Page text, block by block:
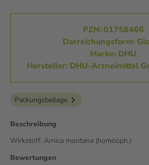
PZN: 01758466
Darreichungsform:
Marke: DHU
Hersteller: DHU-Arzneimittel
Packungsbeilage
Beschreibung
Wirkstoff: Arnica montana (homöoph.)
Bewertungen